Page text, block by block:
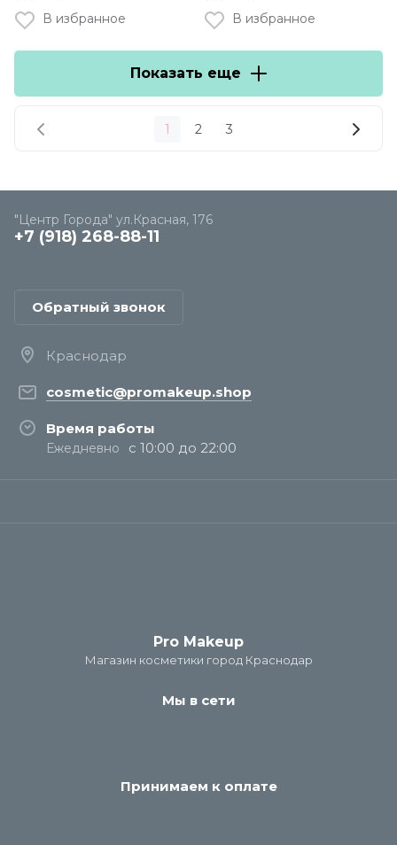
В избранное
В избранное
Показать еще
1 2 3
"Центр Города" ул.Красная, 176
+7 (918) 268-88-11
Обратный звонок
Краснодар
cosmetic@promakeup.shop
Время работы
Ежедневно с 10:00 до 22:00
Pro Makeup
Магазин косметики город Краснодар
Мы в сети
Принимаем к оплате